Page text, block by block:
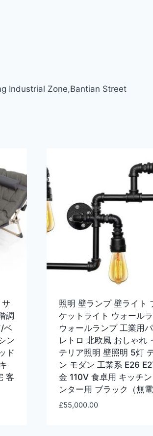
Industrial Zone,Bantian Street
調
ベ
ン
ド
客
照明 壁ランプ 壁ライト
ケットライト ウォール
ウォールランプ 工業用
レトロ 北欧風 おしゃれ
テリア照明 壁照明 5灯
ン モダン 工業系 E26
金 110V 食卓用 キッチ
ンター用 ブラック（無電
£55,000.00